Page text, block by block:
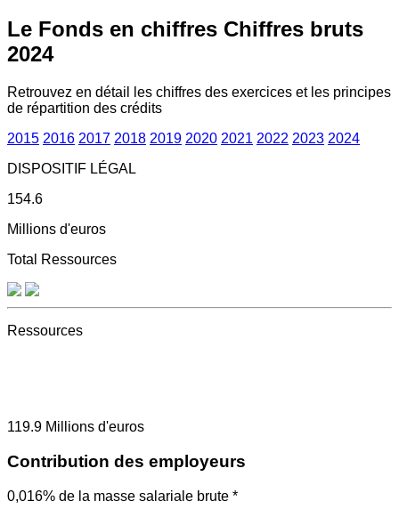
Le Fonds en chiffres Chiffres bruts
2024
Retrouvez en détail les chiffres des exercices et les principes
de répartition des crédits
2015 2016 2017 2018 2019 2020 2021 2022 2023 2024
DISPOSITIF LÉGAL
154.6
Millions d'euros
Total Ressources
Ressources
119.9 Millions d'euros
Contribution des employeurs
0,016% de la masse salariale brute *